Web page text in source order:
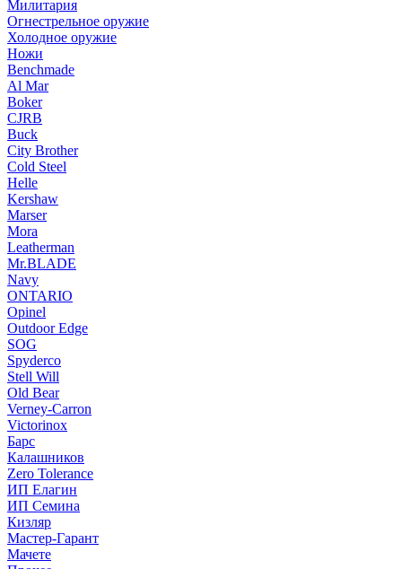
Милитария
Огнестрельное оружие
Холодное оружие
Ножи
Benchmade
Al Mar
Boker
CJRB
Buck
City Brother
Cold Steel
Helle
Kershaw
Marser
Mora
Leatherman
Mr.BLADE
Navy
ONTARIO
Opinel
Outdoor Edge
SOG
Spyderco
Stell Will
Old Bear
Verney-Carron
Victorinox
Барс
Калашников
Zero Tolerance
ИП Елагин
ИП Семина
Кизляр
Мастер-Гарант
Мачете